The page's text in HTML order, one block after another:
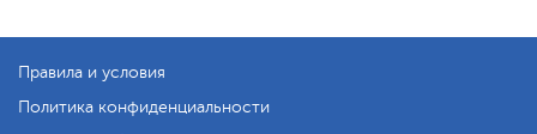
Правила и условия
Политика конфиденциальности